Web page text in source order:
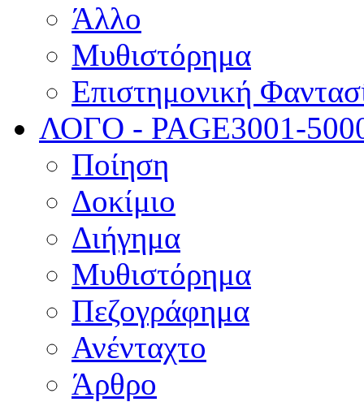
Άλλο
Μυθιστόρημα
Επιστημονική
ΛΟΓΟ - PAGE3001-
Ποίηση
Δοκίμιο
Διήγημα
Μυθιστόρημα
Πεζογράφημα
Ανένταχτο
Άρθρο